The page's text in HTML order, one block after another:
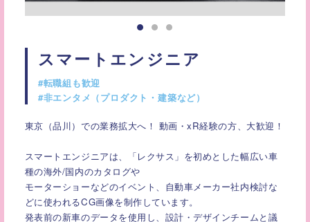
スマートエンジニア
#転職組も歓迎
#非エンタメ（プロダクト・建築など）
東京（品川）での業務拡大へ！ 動画・xR経験の方、大歓迎！
スマートエンジニアは、「レクサス」を初めとした幅広い車
種の海外/国内のカタログや
モーターショーなどのイベント、自動車メーカー社内検討な
どに使われるCG画像を制作しています。
発表前の新車のデータを使用し、設計・デザインチームと議